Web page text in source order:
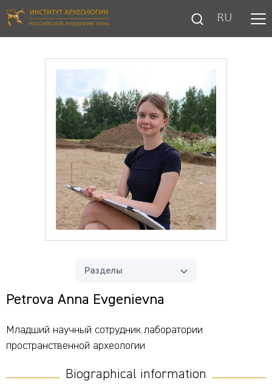
RU
Разделы
Petrova Anna Evgenievna
Младший научный сотрудник лаборатории
пространственной археологии
Biographical information